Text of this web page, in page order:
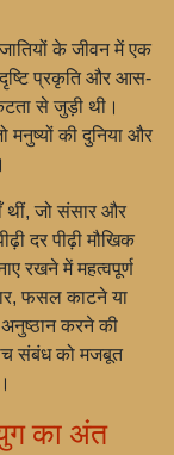
के जीवन में एक
दृष्टि प्रकृति और आस-
से जुड़ी थी।
मनुष्यों की दुनिया और
थीं, जो संसार और
दर पीढ़ी मौखिक
रखने में महत्वपूर्ण
फसल काटने या
करने की
संबंध को मजबूत
का अंत